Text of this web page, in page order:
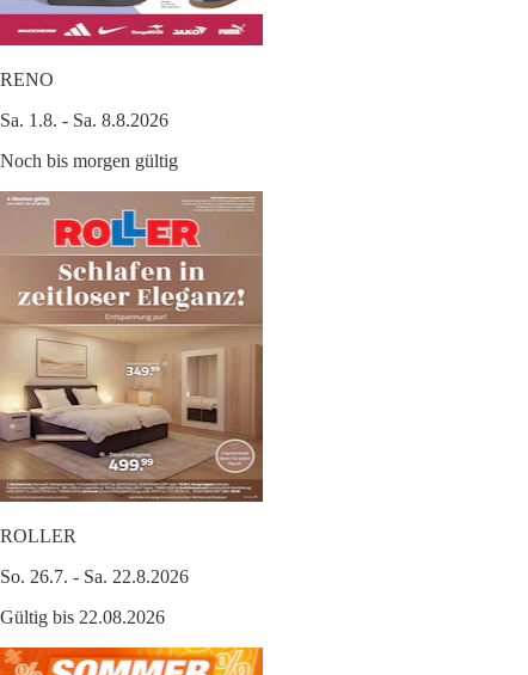
RENO
Sa. 1.8. - Sa. 8.8.2026
Noch bis morgen gültig
ROLLER
So. 26.7. - Sa. 22.8.2026
Gültig bis 22.08.2026